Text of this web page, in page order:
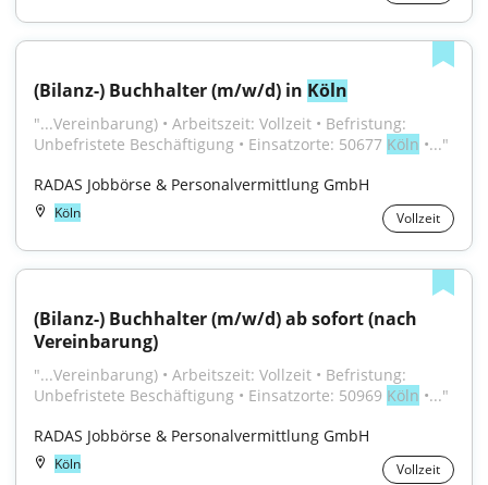
(Bilanz-) Buchhalter (m/w/d) in Köln
"...Vereinbarung) • Arbeitszeit: Vollzeit • Befristung:
Unbefristete Beschäftigung • Einsatzorte: 50677 Köln •..."
RADAS Jobbörse & Personalvermittlung GmbH
Köln Vollzeit
(Bilanz-) Buchhalter (m/w/d) ab sofort (nach
Vereinbarung)
"...Vereinbarung) • Arbeitszeit: Vollzeit • Befristung:
Unbefristete Beschäftigung • Einsatzorte: 50969 Köln •..."
RADAS Jobbörse & Personalvermittlung GmbH
Köln Vollzeit